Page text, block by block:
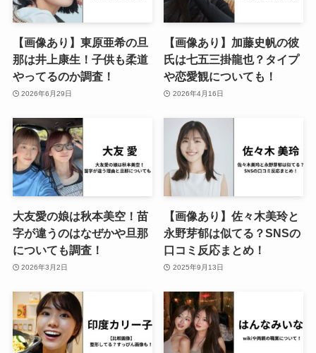
【画像あり】東原亜希の旦
那は井上康生！子供も柔道
やってるのか調査！
2026年6月29日
【画像あり】加藤史帆の彼
氏は七五三掛龍也？タイプ
や恋愛観についても！
2026年4月16日
大友愛の娘は秋本美空！苗
字が違うのはなぜかや旦那
についても調査！
2026年3月2日
【画像あり】佐々木美玲と
永野芽郁は似てる？SNSの
口コミ反応まとめ！
2025年9月13日